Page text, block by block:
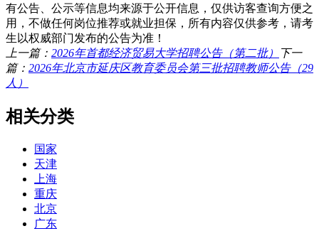
有公告、公示等信息均来源于公开信息，仅供访客查询方便之
用，不做任何岗位推荐或就业担保，所有内容仅供参考，请考
生以权威部门发布的公告为准！
上一篇： 2026年首都经济贸易大学招聘公告（第二批）
下一
篇： 2026年北京市延庆区教育委员会第三批招聘教师公告（29
人）
相关分类
国家
天津
上海
重庆
北京
广东